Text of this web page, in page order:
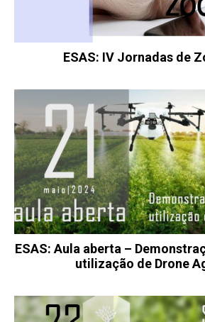
ESAS: IV Jornadas de
ESAS: Aula aberta –
utilização de Drone